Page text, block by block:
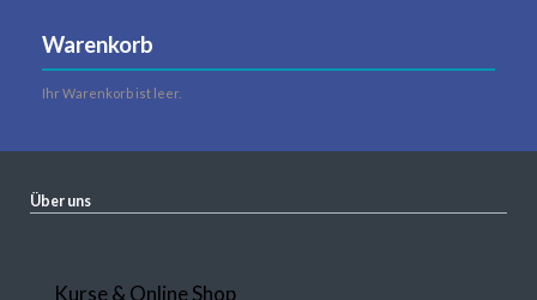
Warenkorb
Ihr Warenkorb ist leer.
Über uns
Kurse & Online Shop